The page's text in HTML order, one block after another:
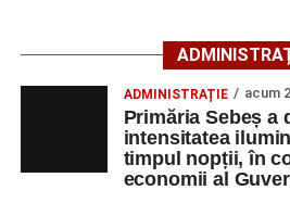
66 ani, va fi transportată la
Adaugă-ne ca
ADMINISTRAȚIE acum
Primăria Sebeș a
intensitatea
timpul nopții, în
economii al